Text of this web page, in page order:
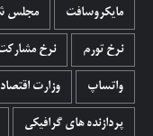
مایکروسافت مجلس
نرخ تورم نرخ
واتساپ وزارت اقتصاد
پردازنده های گرافیکی